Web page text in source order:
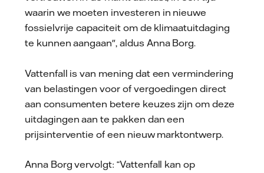
waarin we moeten investeren in nieuwe
fossielvrije capaciteit om de klimaatuitdaging
te kunnen aangaan", aldus Anna Borg.
Vattenfall is van mening dat een vermindering
van belastingen voor of vergoedingen direct
aan consumenten betere keuzes zijn om deze
uitdagingen aan te pakken dan een
prijsinterventie of een nieuw marktontwerp.
Anna Borg vervolgt: “Vattenfall kan op